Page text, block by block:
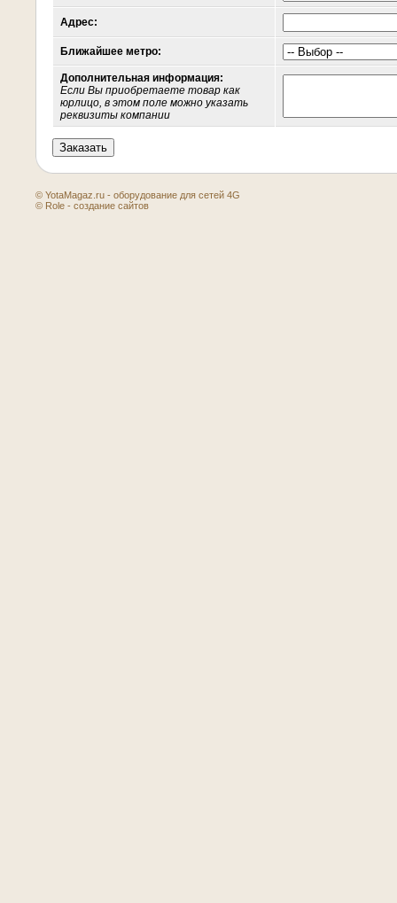
Адрес:
Ближайшее метро:
Дополнительная информация:
Если Вы приобретаете товар как
юрлицо, в этом поле можно указать
реквизиты компании
© YotaMagaz.ru - оборудование для сетей 4G
© Role - создание сайтов